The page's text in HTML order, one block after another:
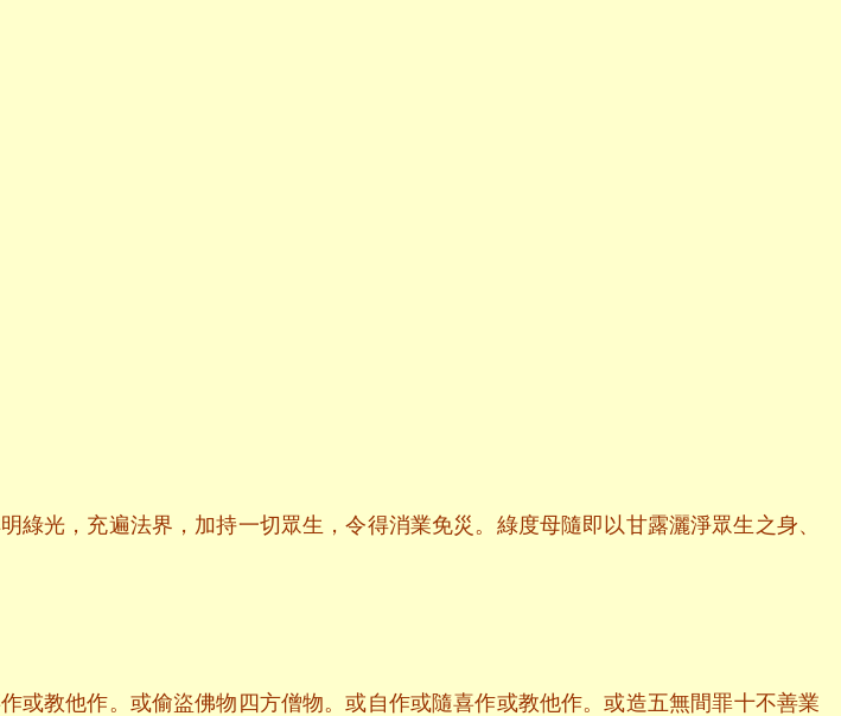
光，充遍法界，加持一切眾生，令得消業免災。綠度母隨即以甘露灑淨眾生之身、
或教他作。或偷盜佛物四方僧物。或自作或隨喜作或教他作。或造五無間罪十不善業